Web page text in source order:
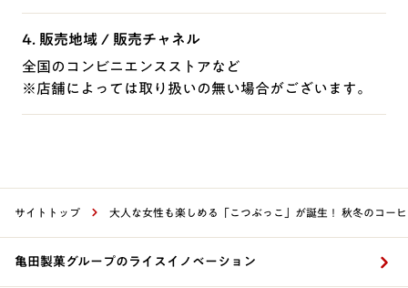
4. 販売地域 / 販売チャネル
全国のコンビニエンスストアなど
※店舗によっては取り扱いの無い場合がございます。
サイトトップ 大人な女性も楽しめる「こつぶっこ」が誕生！ 秋冬のコ
亀田製菓グループのライスイノベーション